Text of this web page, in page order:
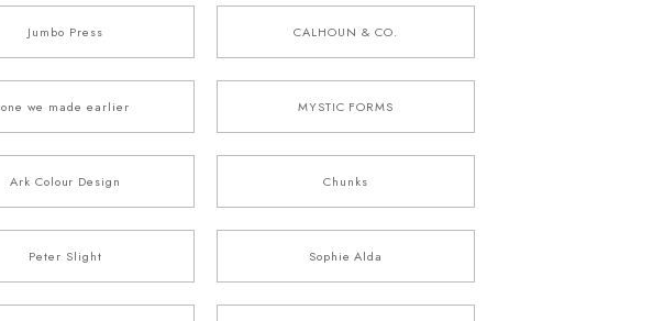
Jumbo Press CALHOUN & CO.
one we made earlier MYSTIC FORMS
Ark Colour Design Chunks
Peter Slight Sophie Alda